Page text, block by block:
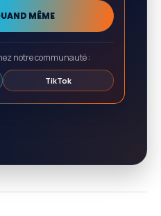
MÊME
notre communauté :
TikTok